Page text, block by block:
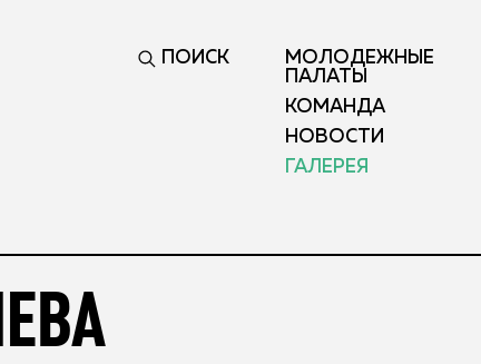
ПОИСК
МОЛОДЕЖНЫЕ
ПАЛАТЫ
КОМАНДА
НОВОСТИ
ГАЛЕРЕЯ